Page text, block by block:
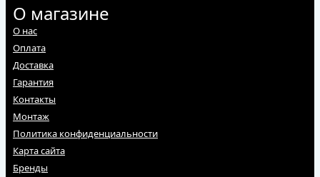
О магазине
О нас
Оплата
Доставка
Гарантия
Контакты
Монтаж
Политика конфиденциальности
Карта сайта
Бренды